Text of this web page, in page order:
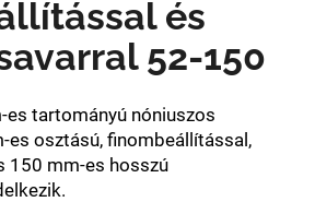
és
52-150
es tartományú nóniuszos
es osztású, finombeállítással,
150 mm-es hosszú